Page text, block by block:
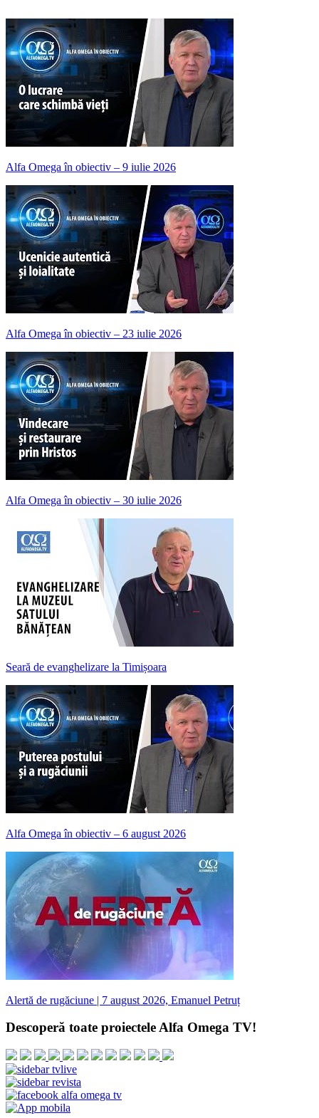
Alfa Omega în obiectiv – 9 iulie 2026
Alfa Omega în obiectiv – 23 iulie 2026
Alfa Omega în obiectiv – 30 iulie 2026
Seară de evanghelizare la Timișoara
Alfa Omega în obiectiv – 6 august 2026
Alertă de rugăciune | 7 august 2026, Emanuel Petruț
Descoperă toate proiectele Alfa Omega TV!